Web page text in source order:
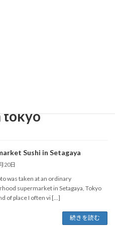
tokyo
Sushi in Setagaya
20日
was taken at an ordinary
supermarket in Setagaya, Tokyo
of place I often vi […]
続きを読む